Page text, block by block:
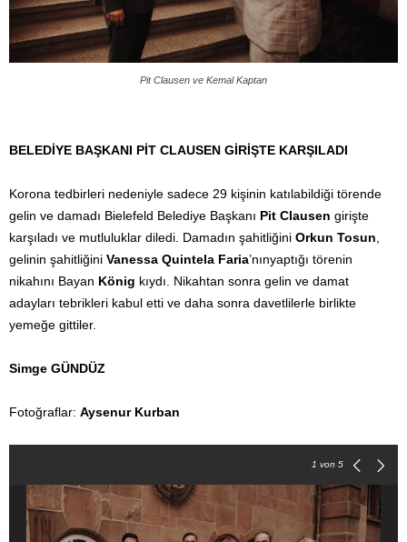
Pit Clausen ve Kemal Kaptan
BELEDİYE BAŞKANI PİT CLAUSEN GİRİŞTE KARŞILADI
Korona tedbirleri nedeniyle sadece 29 kişinin katılabildiği törende
gelin ve damadı Bielefeld Belediye Başkanı Pit Clausen girişte
karşıladı ve mutluluklar diledi. Damadın şahitliğini Orkun Tosun
gelinin şahitliğini Vanessa Quintela Faria’nınyaptığı törenin
nikahını Bayan König kıydı. Nikahtan sonra gelin ve damat
adayları tebrikleri kabul etti ve daha sonra davetlilerle birlikte
yemeğe gittiler.
Simge GÜNDÜZ
Fotoğraflar: Aysenur Kurban
1 von 5